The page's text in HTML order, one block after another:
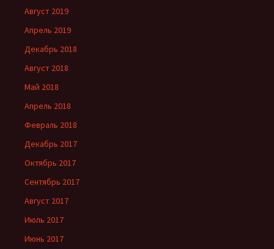
Август 2019
Апрель 2019
Декабрь 2018
Август 2018
Май 2018
Апрель 2018
Февраль 2018
Декабрь 2017
Октябрь 2017
Сентябрь 2017
Август 2017
Июль 2017
Июнь 2017